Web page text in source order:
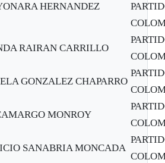
HERNANDEZ
RAIRAN CARRILLO
GONZALEZ CHAPARRO
MONROY
SANABRIA MONCADA